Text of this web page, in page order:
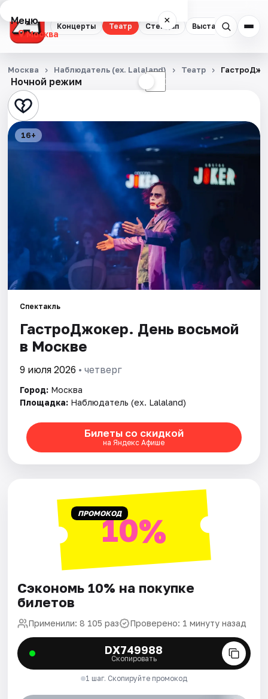
Концерты Театр Стендап Выставки
Меню ×
Москва
Концерты
Театр
Стендап
Выставки
События
Площадки
Артисты
Ночной режим ☾
Москва Наблюдатель (ex. Lalaland) Театр
16+
Спектакль
ГастроДжокер. День восьмой
в Москве
9 июля 2026 • четверг
Город: Москва
Площадка: Наблюдатель (ex. Lalaland)
Билеты со скидкой
на Яндекс Афише
ПРОМОКОД10%
Сэкономь 10% на покупке
билетов
Применили: 8 105 раз Проверено: 1 минуту назад
DX749988
Скопировать
1 шаг. Скопируйте промокод